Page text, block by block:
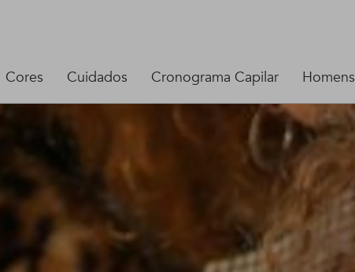
Cores Cuidados Cronograma Capilar Homens